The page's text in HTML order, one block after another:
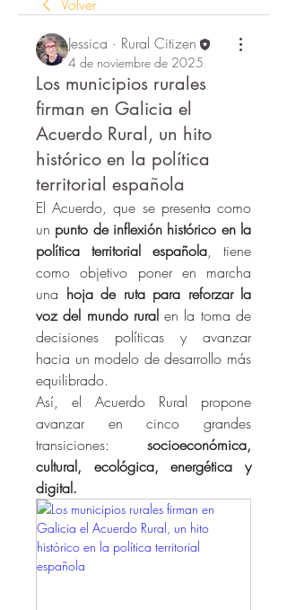
Volver
Jessica · Rural Citizen
4 de noviembre de 2025
Los municipios rurales
firman en Galicia el
Acuerdo Rural, un hito
histórico en la política
territorial española
El Acuerdo, que se presenta como
un punto de inflexión histórico en la
política territorial española, tiene
como objetivo poner en marcha
una hoja de ruta para reforzar la
voz del mundo rural en la toma de
decisiones políticas y avanzar
hacia un modelo de desarrollo más
equilibrado.
Así, el Acuerdo Rural propone
avanzar en cinco grandes
transiciones: socioeconómica,
cultural, ecológica, energética y
digital.